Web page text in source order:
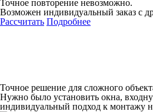
Точное повторение невозможно.
Возможен индивидуальный заказ с
Рассчитать Подробнее
Точное решение для сложного
Нужно было установить окна,
индивидуальный подход к монтажу